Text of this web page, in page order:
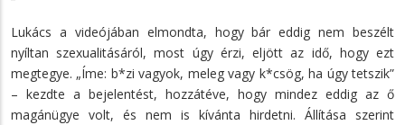
Lukács a videójában elmondta, hogy bár eddig nem beszélt
nyíltan szexualitásáról, most úgy érzi, eljött az idő, hogy ezt
megtegye. „Íme: b*zi vagyok, meleg vagy k*csög, ha úgy tetszik”
– kezdte a bejelentést, hozzátéve, hogy mindez eddig az ő
magánügye volt, és nem is kívánta hirdetni. Állítása szerint